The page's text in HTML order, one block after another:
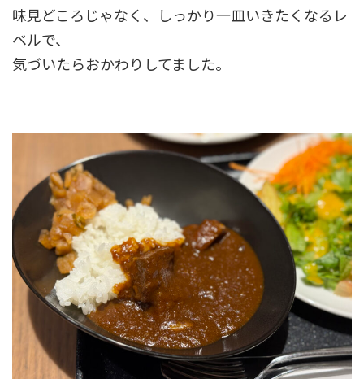
味見どころじゃなく、しっかり一皿いきたくなるレ
ベルで、
気づいたらおかわりしてました。